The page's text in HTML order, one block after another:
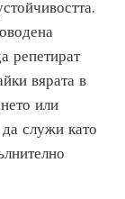
репетират
вярата в
или
служи като